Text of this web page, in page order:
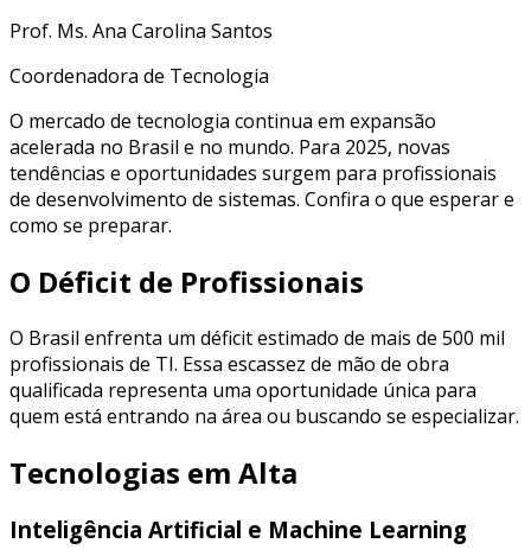
Prof. Ms. Ana Carolina Santos
Coordenadora de Tecnologia
O mercado de tecnologia continua em expansão
acelerada no Brasil e no mundo. Para 2025, novas
tendências e oportunidades surgem para profissionais
de desenvolvimento de sistemas. Confira o que esperar e
como se preparar.
O Déficit de Profissionais
O Brasil enfrenta um déficit estimado de mais de 500 mil
profissionais de TI. Essa escassez de mão de obra
qualificada representa uma oportunidade única para
quem está entrando na área ou buscando se especializar.
Tecnologias em Alta
Inteligência Artificial e Machine Learning